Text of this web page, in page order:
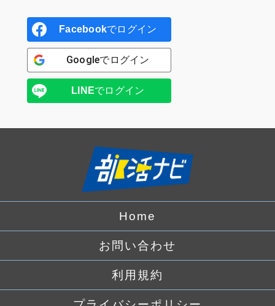
Facebookでログイン
Googleでログイン
LINEでログイン
Home
お問い合わせ
利用規約